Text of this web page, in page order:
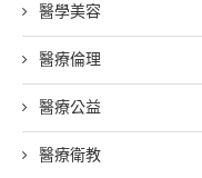
醫學美容
醫療倫理
醫療公益
醫療衛教